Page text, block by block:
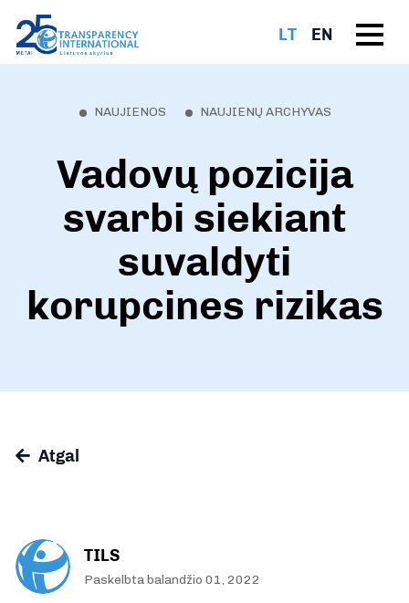
LT EN
NAUJIENOS NAUJIENŲ ARCHYVAS
Vadovų pozicija
svarbi siekiant
suvaldyti
korupcines rizikas
Atgal
TILS
Paskelbta balandžio 01, 2022